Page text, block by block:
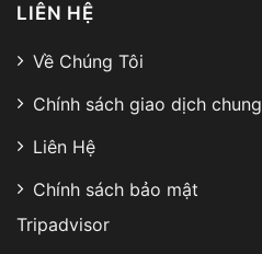
LIÊN HỆ
Về Chúng Tôi
Chính sách giao dịch chung
Liên Hệ
Chính sách bảo mật
Tripadvisor